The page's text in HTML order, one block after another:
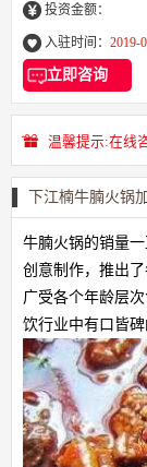
投资金额：
入驻时间： 2019-
立即咨询
温馨提示:在线
下江楠牛腩火锅
牛腩火锅的销量
创意制作，推出
广受各个年龄层
饮行业中有口皆